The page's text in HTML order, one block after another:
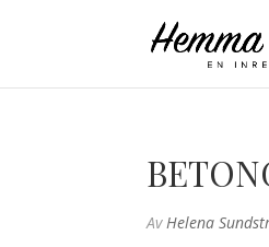
AvHelena